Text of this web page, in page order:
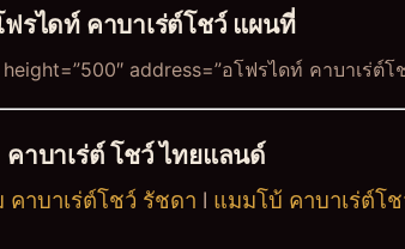
ฟรไดท์ คาบาเร่ต์โชว์ แผนที่
address=”อโฟรไดท์ คาบาเร่ต์โ
คาบาเร่ต์ โชว์ ไทยแลนด์
คาบาเร่ต์โชว์ รัชดา l แมมโบ้ คาบาเร่ต์โ